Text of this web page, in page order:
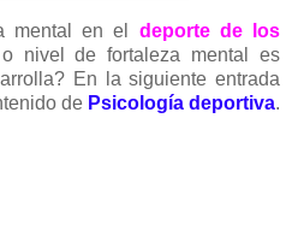
mental en el deporte de los
nivel de fortaleza mental es
En la siguiente entrada
de Psicología deportiva.